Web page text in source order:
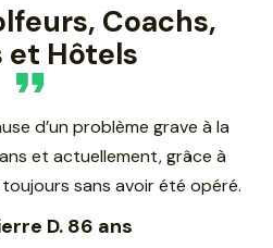
Coachs,
et Hôtels
colonne cervicale m’avait
et du Tennis. En quelques
permis de reprendre ces
avec plaisir.